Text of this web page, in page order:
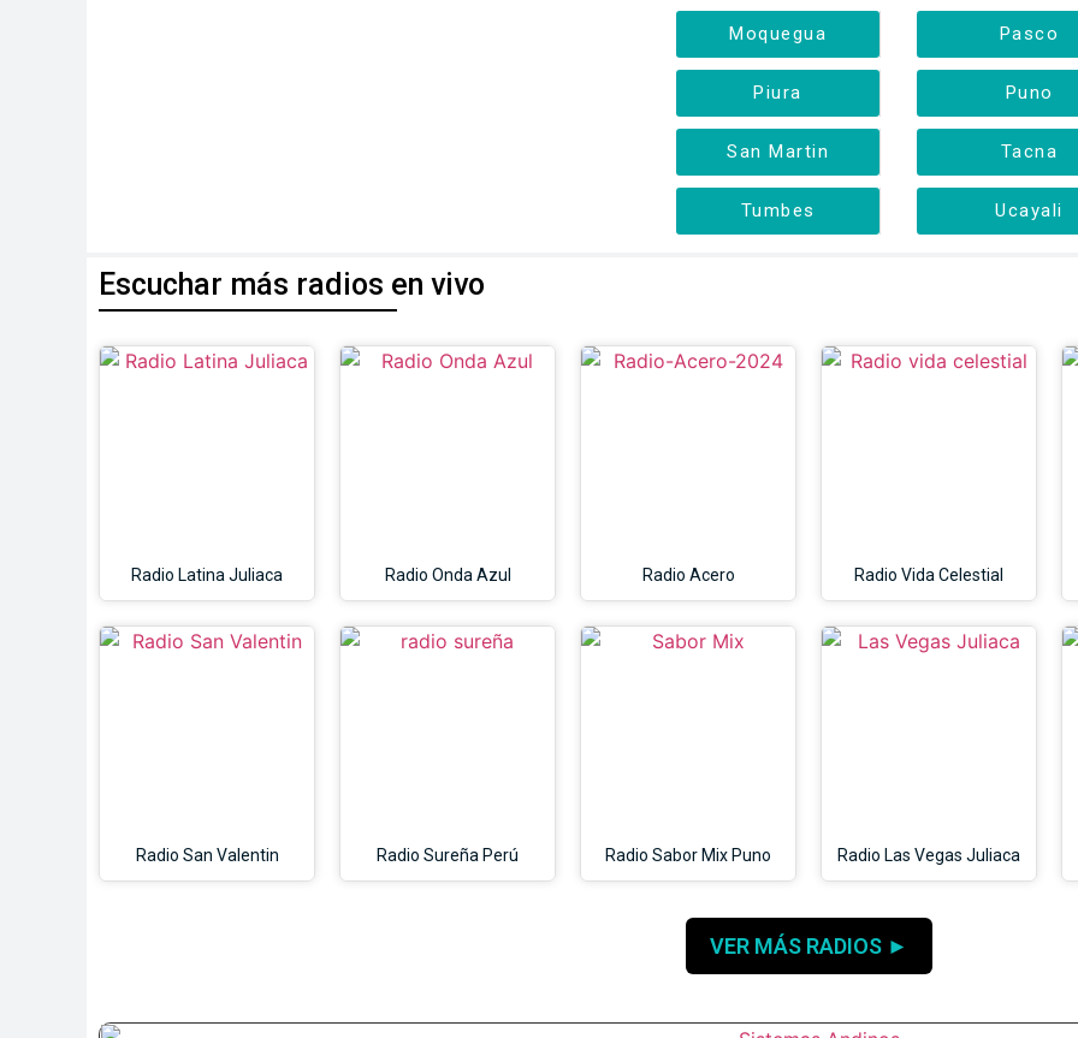
Moquegua Pasco
Piura Puno
San Martin Tacna
Tumbes Ucayali
Escuchar más radios en vivo
Radio Latina Juliaca Radio Onda Azul Radio Acero Radio Vida Celestial
Radio San Valentin Radio Sureña Perú Radio Sabor Mix Puno Radio Las Vegas Juliaca
VER MÁS RADIOS ►